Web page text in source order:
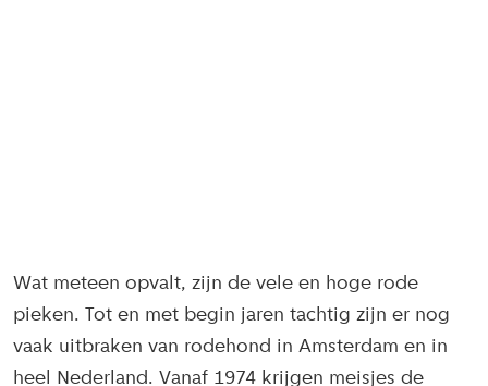
Wat meteen opvalt, zijn de vele en hoge rode
pieken. Tot en met begin jaren tachtig zijn er nog
vaak uitbraken van rodehond in Amsterdam en in
heel Nederland. Vanaf 1974 krijgen meisjes de